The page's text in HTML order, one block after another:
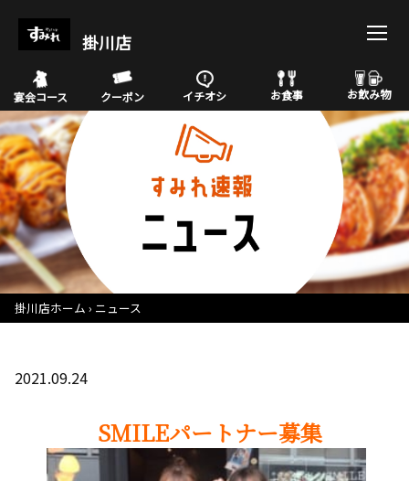
掛川店
宴会コース クーポン イチオシ お食事 お飲み物
掛川店ホーム ニュース
2021.09.24
SMILEパートナー募集